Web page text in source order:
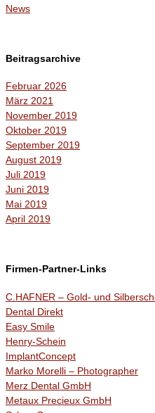
News
Beitragsarchive
Februar 2026
März 2021
November 2019
Oktober 2019
September 2019
August 2019
Juli 2019
Juni 2019
Mai 2019
April 2019
Firmen-Partner-Links
C.HAFNER – Gold- und
Dental Direkt
Easy Smile
Henry-Schein
ImplantConcept
Marko Morelli – Photographer
Merz Dental GmbH
Metaux Precieux GmbH